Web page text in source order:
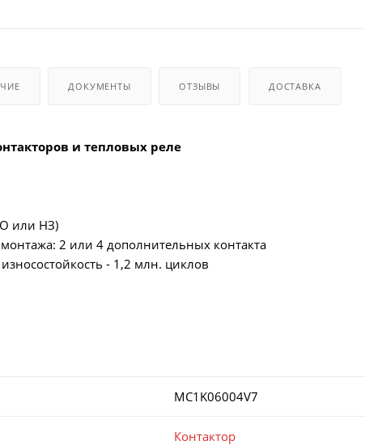
ДОКУМЕНТЫ ОТЗЫВЫ ДОСТАВКА
и тепловых реле
или НЗ)
2 или 4 дополнительных контакта
- 1,2 млн. циклов
MC1K06004V7
Контактор